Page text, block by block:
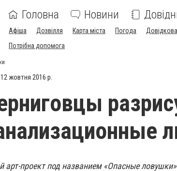
Головна Новини
Афіша Дозвілля Карта міста Погода Довідкова
Потрібна допомога
жовтня 2016 р.
арт-проект под названием «Опасные